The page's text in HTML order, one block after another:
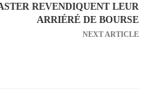
REVENDIQUENT LEUR
ARRIÉRÉ DE BOURSE
NEXT ARTICLE